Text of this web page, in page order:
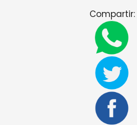
Compartir: